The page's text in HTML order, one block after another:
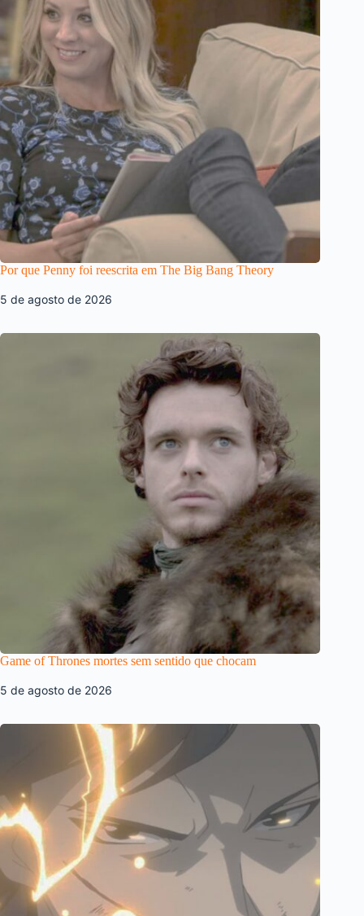
Por que Penny foi reescrita em The Big Bang Theory
5 de agosto de 2026
Game of Thrones mortes sem sentido que chocam
5 de agosto de 2026